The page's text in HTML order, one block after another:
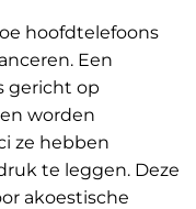
hoofdtelefoons
Een
gericht op
worden
ze hebben
te leggen. Deze
akoestische